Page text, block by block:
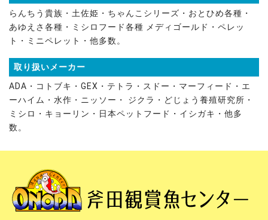
らんちう貴族・土佐姫・ちゃんこシリーズ・おとひめ各種・
あゆえさ各種・ミシロフード各種 メディゴールド・ペレッ
ト・ミニペレット・他多数。
取り扱いメーカー
ADA・コトブキ・GEX・テトラ・スドー・マーフィード・エ
ーハイム・水作・ニッソー・ ジクラ・どじょう養殖研究所・
ミシロ・キョーリン・日本ペットフード・イシガキ・他多
数。